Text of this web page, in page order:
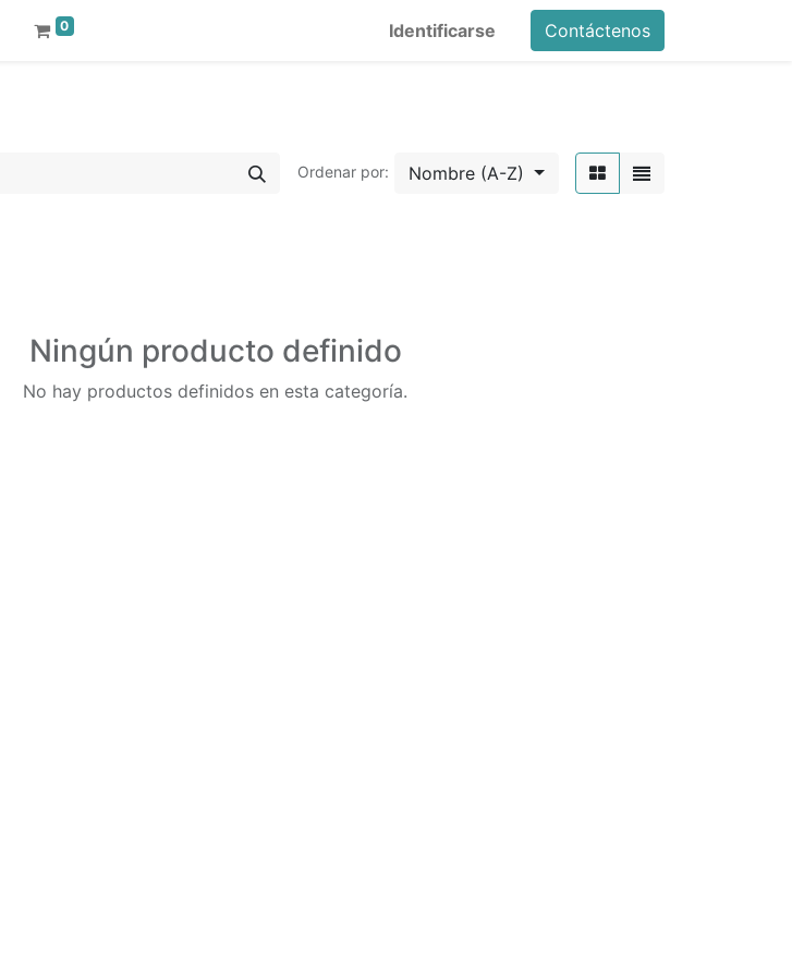
0 Identificarse Contáctenos
Ordenar por: Nombre (A-Z)
Ningún producto definido
No hay productos definidos en esta categoría.